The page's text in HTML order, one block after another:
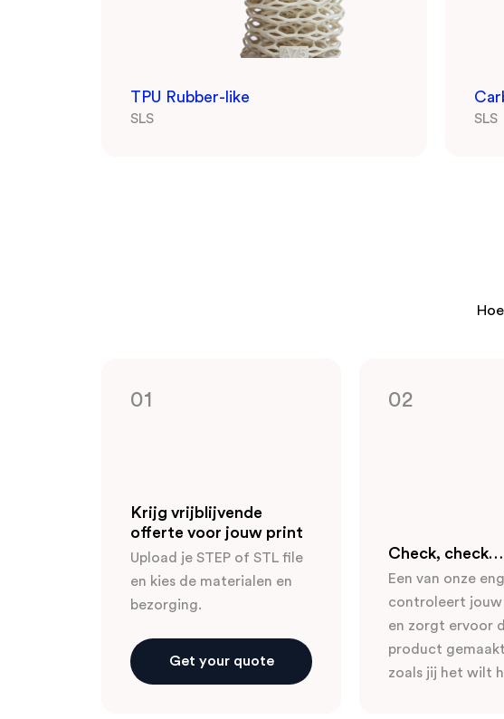
TPU Rubber-like
SLS SLS
01
Krijg vrijblijvende
offerte voor jouw print
Upload je STEP of STL file
en kies de materialen en
bezorging.
Get your quote
02
Check, check…
Een van onze
controleert jouw
en zorgt ervoor
product
zoals jij het wilt